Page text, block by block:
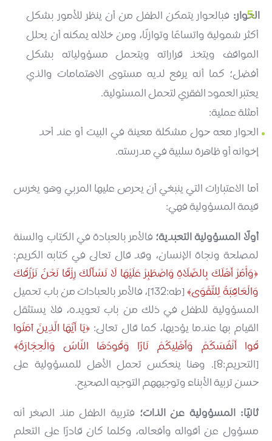
الحوار: فبالحوار يتمكن الطفل من أن ينظر للأمور بشكل
أكثر شمولية واتساعًا وتوازنًا، ومن خلاله يمكنه أن يحلل
المواقف ويتخذ قراراته ويتحمل مسؤولياته بشكل
أفضل؛ كما أنه يرفع لديه مستوى الاهتمامات والذي
يعتبر العمود الفقري لتحمل المسئولية.
أمثلة عملية:
الحوار معه حول مشكلة معينة في البيت أو عند أحد
إخوانه أو ظاهرة سلبية في مدرسته.
أما الاعتبارات التي ينبغي أن يحرص عليها المربي وهو يغرس
قيمة المسؤولية فهي:
أولًا المسؤولية التعبدية؛ فالأمر بالعبادة في الكتاب والسنة
لمصلحة ونجاة الإنسان، وقد قال تعالى في كتابه الكريم:
وَأْمُرْ أَهْلَكَ بِالصَّلَاةِ وَاصْطَبِرْ عَلَيْهَا لَا نَسْأَلُكَ رِزْقًا نَحْنُ نَرْزُقُكَ
وَالْعَاقِبَةُ لِلتَّقْوَى
[طه:132]، فالأمر بالعبادات من باب تحميل
المسؤولية للطفل في ذلك من باب تعويده، فلا يستثقل
القيام بها عندما يؤديها، كما قال تعالى: يَا أَيُّهَا الَّذِينَ آمَنُوا
قُوا أَنْفُسَكُمْ وَأَهْلِيكُمْ نَارًا وَقُودُهَا النَّاسُ وَالْحِجَارَةُ
[التحريم:8]. وهنا ينعكس تحمل الأهل للمسؤولية على
حسن تربية الأبناء وتوجيههم التوجيه الصحيح.
ثانيًا: المسؤولية عن الذات؛ فتربية الطفل منذ الصغر أنه
مسؤول عن أقواله وأفعاله، وكلما كان قادرًا على التعلم